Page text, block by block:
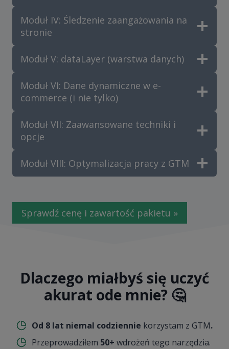
Moduł IV: Śledzenie zaangażowania na
stronie
Moduł V: dataLayer (warstwa danych)
Moduł VI: Dane dynamiczne w e-
commerce (i nie tylko)
Moduł VII: Zaawansowane techniki i
opcje
Moduł VIII: Optymalizacja pracy z GTM
Sprawdź cenę i zawartość pakietu »
Dlaczego miałbyś się uczyć
akurat ode mnie? 🤔
Od 8 lat niemal codziennie korzystam z GTM.
Przeprowadziłem 50+ wdrożeń tego narzędzia.